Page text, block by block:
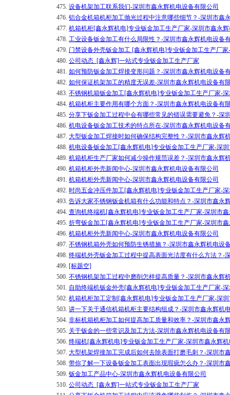
475. 设备机架加工联系我们-深圳市鑫永辉机电设备有限公司
476. 铝合金机箱机柜加工抛光过程中注意哪些细节？-深圳市鑫
477. 机箱机柜[鑫永辉机电]专业钣金加工生产厂家-深圳市鑫永
478. 工业设备钣金加工有什么局限性？-深圳市鑫永辉机电设备
479. 门禁设备外壳钣金加工 [鑫永辉机电]专业钣金加工生产厂
480. 公司动态_[鑫永辉]一站式专业钣金加工生产厂家
481. 如何预防钣金加工焊接变形问题？-深圳市鑫永辉机电设备
482. 如何保证机架加工的精度无误差-深圳市鑫永辉机电设备有
483. 不锈钢机箱钣金加工[鑫永辉机电]专业钣金加工生产厂家-
484. 机箱机柜主要作用有哪个方面？-深圳市鑫永辉机电设备有
485. 分享下钣金加工过程中会有哪些常见的错误需要避免？-深
486. 机电设备钣金加工技术的特点所在-深圳市鑫永辉机电设备
487. 大型钣金加工焊接时如何确保结构完整性？-深圳市鑫永辉
488. 机电设备钣金加工[鑫永辉机电]专业钣金加工生产厂家-深
489. 机箱机柜生产厂家如何减少操作规范误差？-深圳市鑫永辉
490. 机箱机柜外壳新闻中心-深圳市鑫永辉机电设备有限公司
491. 机箱机柜外壳新闻中心-深圳市鑫永辉机电设备有限公司
492. 时尚五金冲压件加工[鑫永辉机电]专业钣金加工生产厂家-
493. 告诉大家不锈钢钣金机箱有什么功能和特点？-深圳市鑫永
494. 查询机终端机[鑫永辉机电]专业钣金加工生产厂家-深圳市
495. 折弯钣金加工[鑫永辉机电]专业钣金加工生产厂家-深圳市
496. 机箱机柜外壳新闻中心-深圳市鑫永辉机电设备有限公司
497. 不锈钢机箱外壳如何预防生锈措施？-深圳市鑫永辉机电设
498. 终端机外壳钣金加工过程中提高表面光洁度有什么方法？-
499. [标题空]
500. 不锈钢机架加工过程中磨削怎样提高质量？-深圳市鑫永辉
501. 自助终端机钣金外壳[鑫永辉机电]专业钣金加工生产厂家-
502. 机箱机柜加工定制[鑫永辉机电]专业钣金加工生产厂家-深
503. 讲一下关于通信机箱机柜主要结构组成？-深圳市鑫永辉机
504. 非标机箱机柜加工如何提高加工质量和效率？-深圳市鑫永
505. 关于钣金的一些常识及加工方法-深圳市鑫永辉机电设备有
506. 终端机[鑫永辉机电]专业钣金加工生产厂家-深圳市鑫永辉
507. 大型机架焊接加工完成后如何去除表面打磨毛刺？-深圳市
508. 带你了解一下设备钣金加工表面出现瑕疵怎么办？-深圳市
509. 钣金加工产品中心-深圳市鑫永辉机电设备有限公司
510. 公司动态_[鑫永辉]一站式专业钣金加工生产厂家